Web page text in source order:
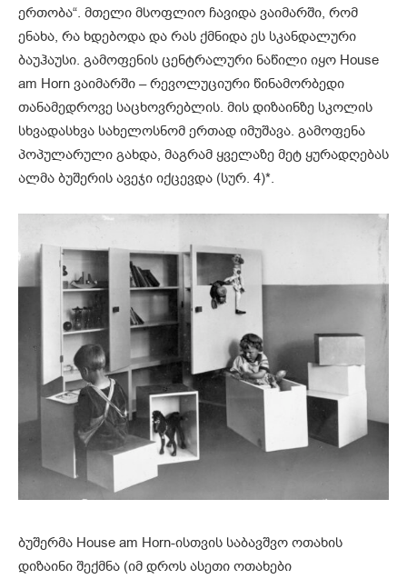
ერთობა“. მთელი მსოფლიო ჩავიდა ვაიმარში, რომ
ენახა, რა ხდებოდა და რას ქმნიდა ეს სკანდალური
ბაუჰაუსი. გამოფენის ცენტრალური ნაწილი იყო House
am Horn ვაიმარში – რევოლუციური წინამორბედი
თანამედროვე საცხოვრებლის. მის დიზაინზე სკოლის
სხვადასხვა სახელოსნომ ერთად იმუშავა. გამოფენა
პოპულარული გახდა, მაგრამ ყველაზე მეტ ყურადღებას
ალმა ბუშერის ავეჯი იქცევდა (სურ. 4)*.
ბუშერმა House am Horn-ისთვის საბავშვო ოთახის
დიზაინი შექმნა (იმ დროს ასეთი ოთახები